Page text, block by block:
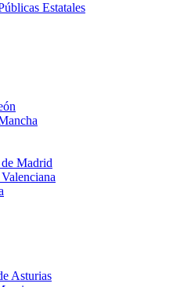
Estatales
Madrid
Asturias